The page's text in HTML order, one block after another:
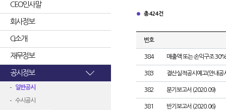
CEO인사말
회사정보
CI소개
재무정보
공시정보
일반공시
수시공시
총 424건
번호
384 매출액 또는 손익구조
383 결산실적공시예고(안내공
382 분기보고서 (2020.09)
381 반기보고서 (2020.06)